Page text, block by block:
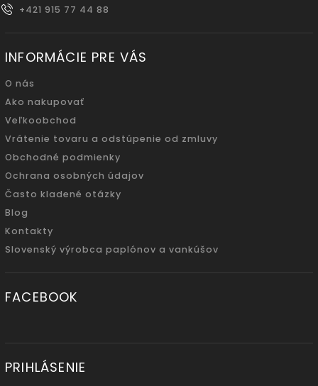
+421 915 77 44 88
INFORMÁCIE PRE VÁS
O nás
Ako nakupovať
Veľkoobchod
Vrátenie tovaru a odstúpenie od zmluvy
Obchodné podmienky
Ochrana osobných údajov
Často kladené otázky
Blog
Kontakty
Slovenský výrobca paplónov a vankúšov
FACEBOOK
PRIHLÁSENIE